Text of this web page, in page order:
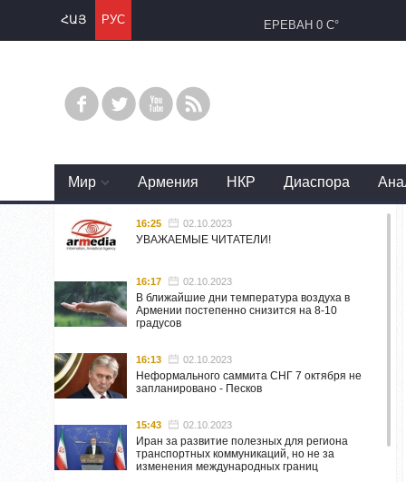
ՀԱՅ РУС ЕРЕВАН 0 C°
Mир Армения НКР Диаспора
16:25 02.10.2023
УВАЖАЕМЫЕ ЧИТАТЕЛИ!
16:17 02.10.2023
В ближайшие дни температура воздуха в
Армении постепенно снизится на 8-10
градусов
16:13 02.10.2023
Неформального саммита СНГ 7 октября не
запланировано - Песков
15:43 02.10.2023
Иран за развитие полезных для региона
транспортных коммуникаций, но не за
изменения международных границ